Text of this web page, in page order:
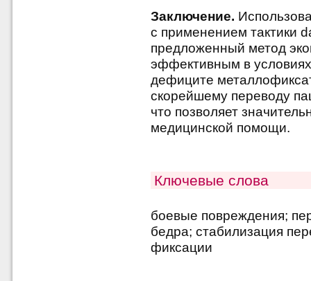
Заключение.
с применением тактики
предложенный метод
эффективным в
дефиците
скорейшему переводу
что позволяет
медицинской помощи.
Ключевые слова
боевые повреждения;
бедра; стабилизация
фиксации